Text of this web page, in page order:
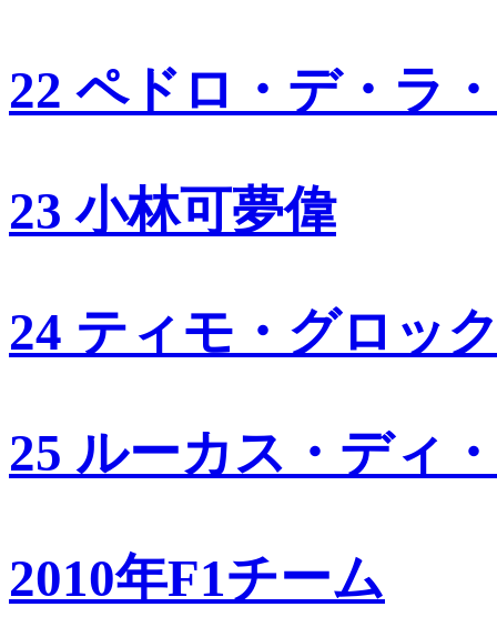
22 ペドロ・デ・ラ
23 小林可夢偉
24 ティモ・グロッ
25 ルーカス・ディ
2010年F1チーム